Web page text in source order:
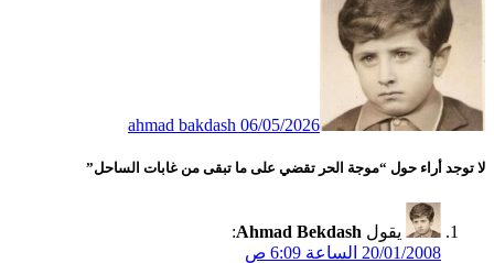
ahmad bakdash 06/05/2026
لا توجد أراء حول “موجة الحر تقضي على ما تبقى من غابات الساحل”
يقول Ahmad Bekdash
:
20/01/2008 الساعة 6:09 ص